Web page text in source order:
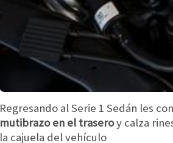
Regresando al Serie 1 Sedán les
mutibrazo en el traseroy calza
la cajuela del vehículo